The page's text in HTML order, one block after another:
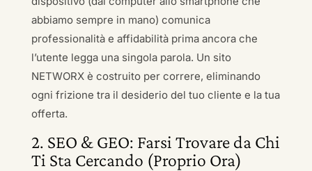
abbiamo sempre in mano) comunica
professionalità e affidabilità prima ancora che
l’utente legga una singola parola. Un sito
NETWORX è costruito per correre, eliminando
ogni frizione tra il desiderio del tuo cliente e la tua
offerta.
2. SEO & GEO: Farsi Trovare da Chi
Ti Sta Cercando (Proprio Ora)